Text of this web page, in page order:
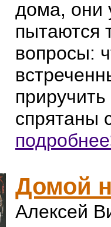
дома, они
пытаются
вопросы:
спрятаны
Домой
Алексей